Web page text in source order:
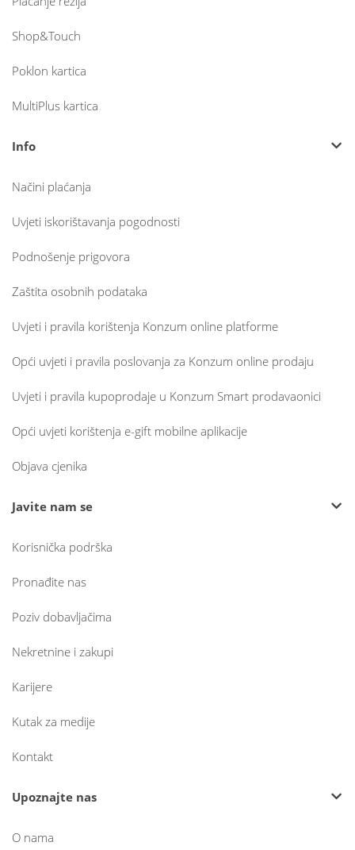
Shop&Touch
Poklon kartica
MultiPlus kartica
Info
Načini plaćanja
Uvjeti iskorištavanja pogodnosti
Podnošenje prigovora
Zaštita osobnih podataka
Uvjeti i pravila korištenja Konzum online platforme
Opći uvjeti i pravila poslovanja za Konzum online prodaju
Uvjeti i pravila kupoprodaje u Konzum Smart prodavaonici
Opći uvjeti korištenja e-gift mobilne aplikacije
Objava cjenika
Javite nam se
Korisnička podrška
Pronađite nas
Poziv dobavljačima
Nekretnine i zakupi
Karijere
Kutak za medije
Kontakt
Upoznajte nas
O nama